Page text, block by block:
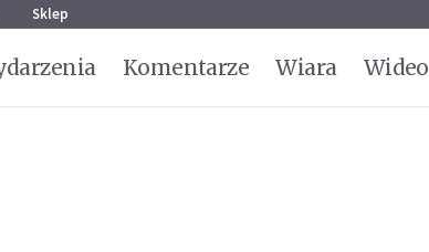
Sklep
Komentarze Wiara Wideo